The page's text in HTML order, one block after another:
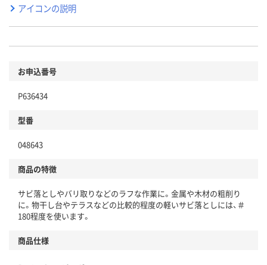
アイコンの説明
お申込番号
P636434
型番
048643
商品の特徴
サビ落としやバリ取りなどのラフな作業に。金属や木材の粗削り
に。物干し台やテラスなどの比較的程度の軽いサビ落としには、＃
180程度を使います。
商品仕様